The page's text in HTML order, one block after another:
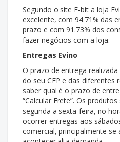
Segundo o site E-bit a loja
excelente, com 94.71% das
prazo e com 91.73% dos
fazer negócios com a loja.
Entregas Evino
O prazo de entrega
do seu CEP e das diferentes
saber qual é o prazo de
“Calcular Frete”. Os
segunda a sexta-feira, no
ocorrer entregas aos
comercial, principalmente